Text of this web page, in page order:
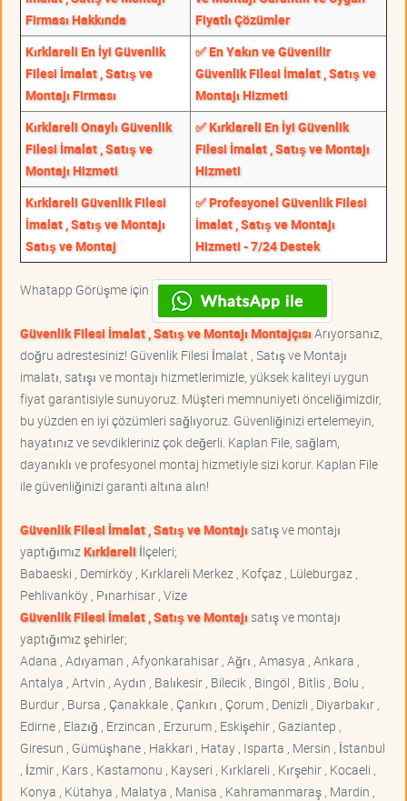
Firması Hakkında
Fiyatlı Çözümler
Kırklareli En İyi Güvenlik
Filesi İmalat , Satış ve
Montajı Firması
✅ En Yakın ve Güvenilir
Güvenlik Filesi İmalat , Satış ve
Montajı Hizmeti
Kırklareli Onaylı Güvenlik
Filesi İmalat , Satış ve
Montajı Hizmeti
✅ Kırklareli En İyi Güvenlik
Filesi İmalat , Satış ve Montajı
Hizmeti
Kırklareli Güvenlik Filesi
İmalat , Satış ve Montajı
Satış ve Montaj
✅ Profesyonel Güvenlik Filesi
İmalat , Satış ve Montajı
Hizmeti - 7/24 Destek
Whatapp Görüşme için
Güvenlik Filesi İmalat , Satış ve Montajı MontajçısıArıyorsanız,
doğru adrestesiniz! Güvenlik Filesi İmalat , Satış ve Montajı
imalatı, satışı ve montajı hizmetlerimizle, yüksek kaliteyi uygun
fiyat garantisiyle sunuyoruz. Müşteri memnuniyeti önceliğimizdir,
bu yüzden en iyi çözümleri sağlıyoruz. Güvenliğinizi ertelemeyin,
hayatınız ve sevdikleriniz çok değerli. Kaplan File, sağlam,
dayanıklı ve profesyonel montaj hizmetiyle sizi korur. Kaplan File
ile güvenliğinizi garanti altına alın!
Güvenlik Filesi İmalat , Satış ve Montajısatış ve montajı
yaptığımız Kırklareli İlçeleri;
Babaeski , Demirköy , Kırklareli Merkez , Kofçaz , Lüleburgaz ,
Pehlivanköy , Pınarhisar , Vize
Güvenlik Filesi İmalat , Satış ve Montajısatış ve montajı
yaptığımız şehirler;
Adana , Adıyaman , Afyonkarahisar , Ağrı , Amasya , Ankara ,
Antalya , Artvin , Aydın , Balıkesir , Bilecik , Bingöl , Bitlis , Bolu ,
Burdur , Bursa , Çanakkale , Çankırı , Çorum , Denizli , Diyarbakır ,
Edirne , Elazığ , Erzincan , Erzurum , Eskişehir , Gaziantep ,
Giresun , Gümüşhane , Hakkari , Hatay , Isparta , Mersin , İstanbul
, İzmir , Kars , Kastamonu , Kayseri , Kırklareli , Kırşehir , Kocaeli ,
Konya , Kütahya , Malatya , Manisa , Kahramanmaraş , Mardin ,